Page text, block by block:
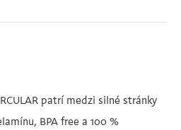
patrí medzi silné stránky
BPA free a 100 %